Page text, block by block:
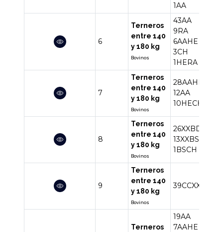
1AA
6
Terneros
entre 140
y 180 kg
Bovinos
43AA
9RA
6AAHE
3CH
1HERA
7
Terneros
entre 140
y 180 kg
Bovinos
28AAHE
12AA
10HECH
8
Terneros
entre 140
y 180 kg
Bovinos
26XXBD
13XXBS
1BSCH
9
Terneros
entre 140
y 180 kg
Bovinos
39CCXX
Terneros
19AA
7AAHE